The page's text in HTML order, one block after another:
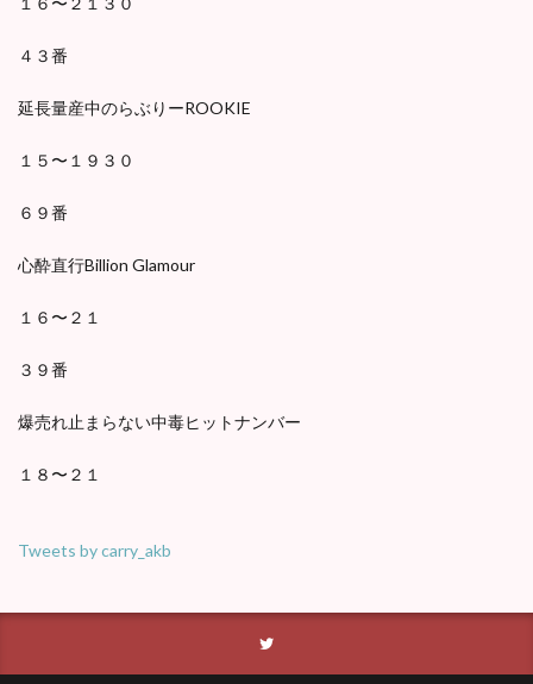
４３番
延長量産中のらぶりーROOKIE
１５〜１９３０
６９番
心酔直行Billion Glamour
１６〜２１
３９番
爆売れ止まらない中毒ヒットナンバー
１８〜２１
Tweets by carry_akb